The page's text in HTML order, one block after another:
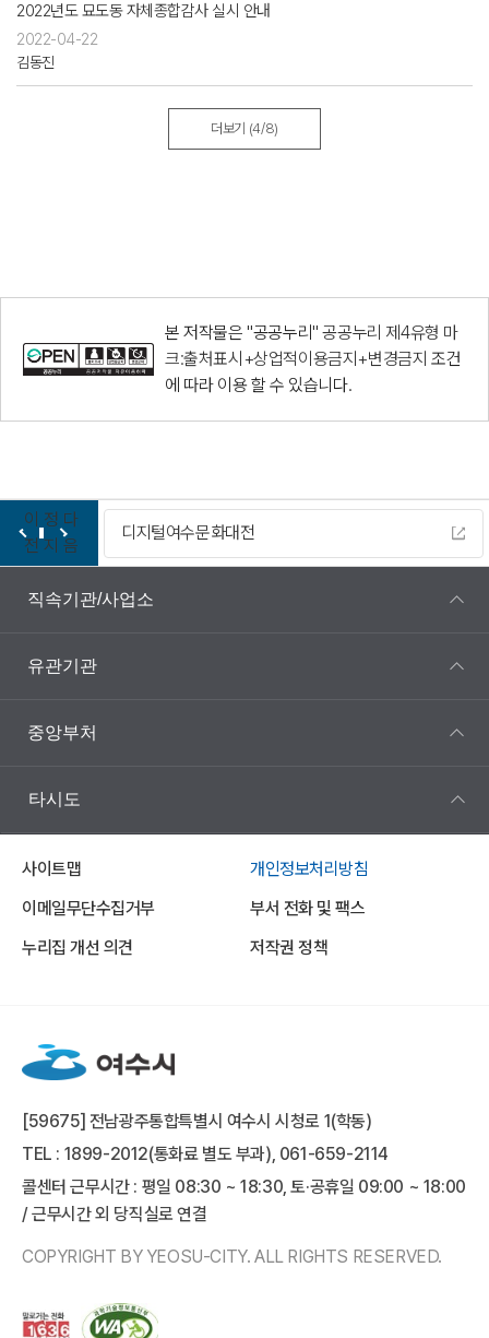
2022년도 묘도동 자체종합감사 실시 안내
2022-04-22
김동진
더보기 (4/8)
본 저작물은 "공공누리"공공누리 제4유형 마
크:출처표시+상업적이용금지+변경금지 조건
에 따라 이용 할 수 있습니다.
이
전
정
지
다
음
디지털여수문화대전
직속기관/사업소
유관기관
중앙부처
타시도
사이트맵
개인정보처리방침
이메일무단수집거부
부서 전화 및 팩스
누리집 개선 의견
저작권 정책
[59675] 전남광주통합특별시 여수시 시청로 1(학동)
TEL : 1899-2012(통화료 별도 부과), 061-659-2114
콜센터 근무시간 : 평일 08:30 ~ 18:30, 토·공휴일 09:00 ~ 18:00
/ 근무시간 외 당직실로 연결
COPYRIGHT BY YEOSU-CITY. ALL RIGHTS RESERVED.